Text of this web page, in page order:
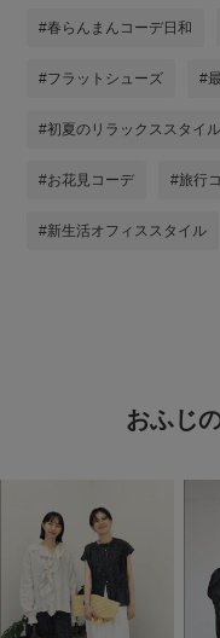
#春らんまんコーデ日和
#フラットシューズ #
#初夏のリラックススタイル
#お花見コーデ #旅行
#新生活オフィススタイル
おふじ